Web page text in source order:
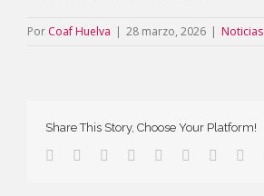
Por Coaf Huelva | 28 marzo, 2026 | Noticias
Share This Story, Choose Your Platform!